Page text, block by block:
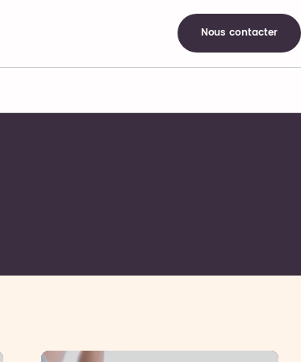
Nous contacter